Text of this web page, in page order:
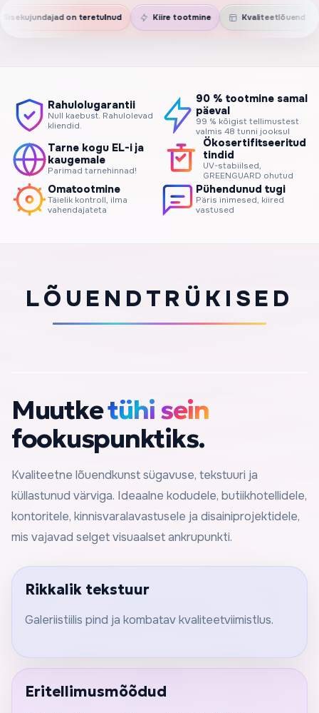
on teretulnud Kiire tootmine Kvaliteetlõuend Päris
Rahulolugarantii
Null kaebust. Rahulolevad
kliendid.
90 % tootmine samal
päeval
99 % kõigist tellimustest
valmis 48 tunni jooksul
Tarne kogu EL-i ja
kaugemale
Parimad tarnehinnad!
Ökosertifitseeritud
tindid
UV-stabiilsed,
GREENGUARD ohutud
Omatootmine
Täielik kontroll, ilma
vahendajateta
Pühendunud tugi
Päris inimesed, kiired
vastused
LÕUENDTRÜKISED
Muutketühi sein
fookuspunktiks.
Kvaliteetne lõuendkunst sügavuse, tekstuuri ja
küllastunud värviga. Ideaalne kodudele, butiikhotellidele,
kontoritele, kinnisvaralavastusele ja disainiprojektidele,
mis vajavad selget visuaalset ankrupunkti.
Rikkalik tekstuur
Galeriistiilis pind ja kombatav kvaliteetviimistlus.
Eritellimusmõõdud